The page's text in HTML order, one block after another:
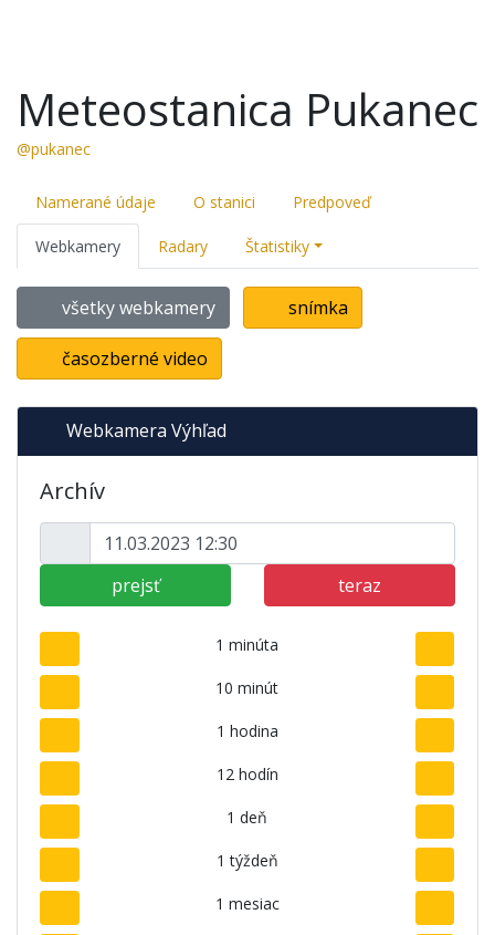
Meteostanica Pukanec
@pukanec
Namerané údaje O stanici Predpoveď
Webkamery Radary Štatistiky
všetky webkamery snímka
časozberné video
Webkamera Výhľad
Archív
prejsť teraz
1 minúta
10 minút
1 hodina
12 hodín
1 deň
1 týždeň
1 mesiac